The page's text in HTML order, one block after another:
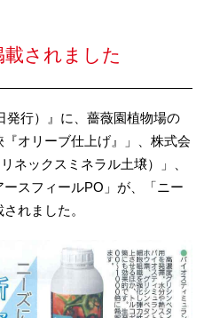
載されました
発行）』に、薔薇園植物場の
『オリーブ仕上げ』」、株式会
ネックスミネラル土壌）」、
スフィールPO」が、「ニー
れました。